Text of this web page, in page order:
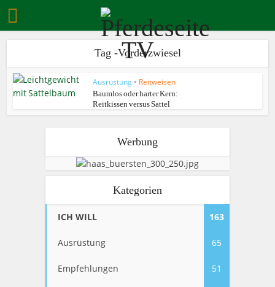
Tag -Vorderzwiesel
Ausrüstung • Reitweisen
Baumlos oder harter Kern:
Reitkissen versus Sattel
Werbung
Kategorien
ICH WILL 163
Ausrüstung 65
Empfehlungen 51